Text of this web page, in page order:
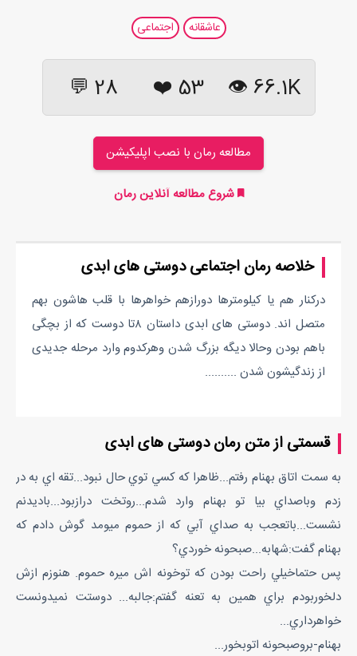
عاشقانه اجتماعی
66.1K 👁
53
❤️
28 💬
مطالعه رمان با نصب اپلیکیشن
شروع مطالعه آنلاین رمان
خلاصه رمان اجتماعی دوستی های ابدی
درکنار هم یا کیلومترها دورازهم خواهرها با قلب هاشون بهم
متصل اند. دوستی های ابدی داستان ۸تا دوست که از بچگی
باهم بودن وحالا دیگه بزرگ شدن وهرکدوم وارد مرحله جدیدی
از زندگیشون شدن ..........
قسمتی از متن رمان دوستی های ابدی
به سمت اتاق بهنام رفتم...ظاهرا که کسي توي حال نبود...تقه اي به در
زدم وباصداي بيا تو بهنام وارد شدم...روتخت درازبود...باديدنم
نشست...باتعجب به صداي آبي که از حموم ميومد گوش دادم که
بهنام گفت:شهابه...صبحونه خوردي؟
پس حتماخيلي راحت بودن که توخونه اش ميره حموم. هنوزم ازش
دلخوربودم براي همين به تعنه گفتم:جالبه... دوستت نميدونست
خواهرداري...
بهنام-بروصبحونه اتوبخور...